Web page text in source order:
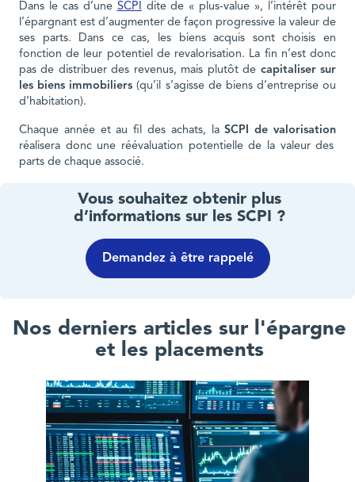
Dans le cas d’une SCPI dite de « plus-value », l’intérêt pour
l’épargnant est d’augmenter de façon progressive la valeur de
ses parts. Dans ce cas, les biens acquis sont choisis en
fonction de leur potentiel de revalorisation. La fin n’est donc
pas de distribuer des revenus, mais plutôt de capitaliser sur
les biens immobiliers (qu’il s’agisse de biens d’entreprise ou
d’habitation).
Chaque année et au fil des achats, laSCPI de valorisation
réalisera donc une réévaluation potentielle de la valeur des
parts de chaque associé.
Vous souhaitez obtenir plus
d’informations sur les SCPI ?
Demandez à être rappelé
Nos derniers articles sur l'épargne
et les placements